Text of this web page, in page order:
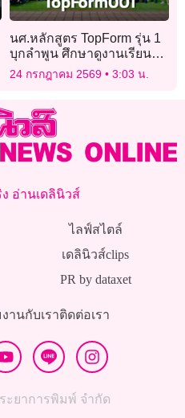
นศ.หลักสูตร TopForm รุ่น 1
บุกลำพูน ศึกษาดูงานเรียนรู้
การพัฒนาจากพ่อเมือง
24 กรกฎาคม 2569 3:03 น.
อ่านเดลินิวส์
ไลฟ์สไตล์
เดลินิวส์clips
PR by dataxet
านกับเราติดต่อเรา
ะยาการพิมพ์ จำกัด